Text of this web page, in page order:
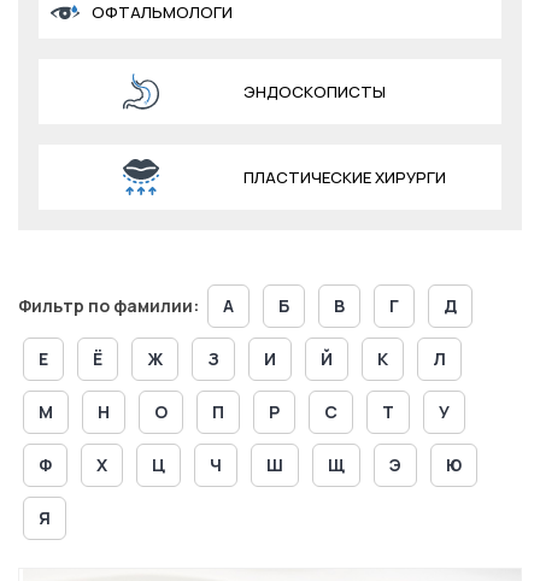
ОФТАЛЬМОЛОГИ
ЭНДОСКОПИСТЫ
ПЛАСТИЧЕСКИЕ ХИРУРГИ
Фильтр по фамилии: А Б В Г Д
Е Ё Ж З И Й К Л
М Н О П Р С Т У
Ф Х Ц Ч Ш Щ Э Ю
Я